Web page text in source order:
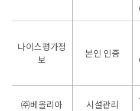
나이스평가정
보
본인 인증
㈜베올리아 시설관리